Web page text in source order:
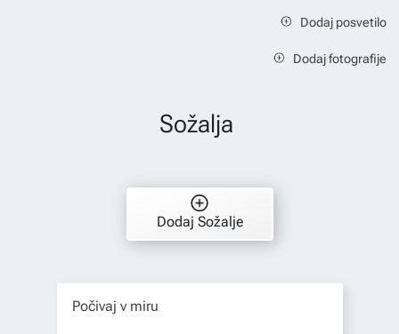
Dodaj posvetilo
Dodaj fotografije
Sožalja
Dodaj Sožalje
Počivaj v miru